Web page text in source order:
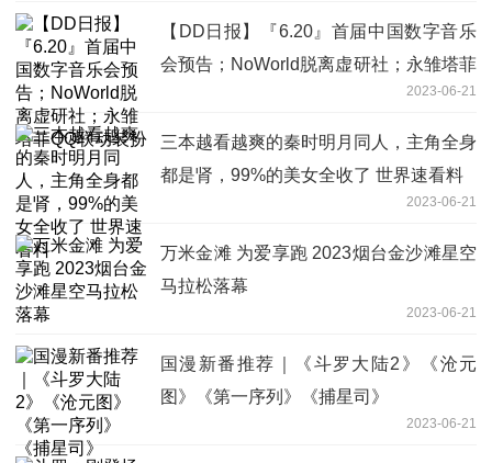
【DD日报】『6.20』首届中国数字音乐
会预告；NoWorld脱离虚研社；永雏塔菲
2023-06-21
三本越看越爽的秦时明月同人，主角全身
都是肾，99%的美女全收了 世界速看料
2023-06-21
万米金滩 为爱享跑 2023烟台金沙滩星空
马拉松落幕
2023-06-21
国漫新番推荐｜《斗罗大陆2》《沧元
图》《第一序列》《捕星司》
2023-06-21